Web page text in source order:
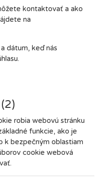
kontaktovať a ako
na
dátum, keď nás
robia webovú stránku
funkcie, ako je
k bezpečným oblastiam
cookie webová